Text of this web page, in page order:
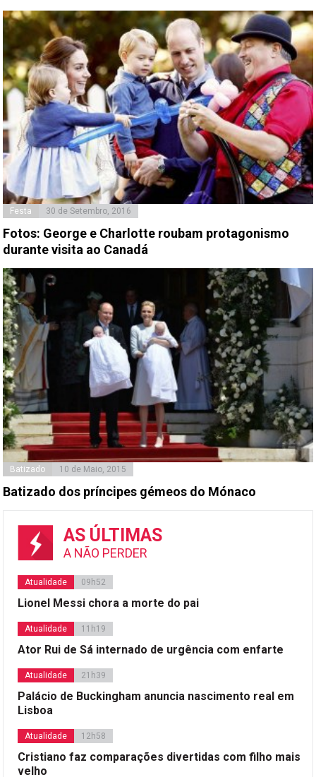
Festa 30 de Setembro, 2016
Fotos: George e Charlotte roubam protagonismo
durante visita ao Canadá
Batizado 10 de Maio, 2015
Batizado dos príncipes gémeos do Mónaco
AS ÚLTIMAS
A NÃO PERDER
Atualidade 09h52
Lionel Messi chora a morte do pai
Atualidade 11h19
Ator Rui de Sá internado de urgência com enfarte
Atualidade 21h39
Palácio de Buckingham anuncia nascimento real em
Lisboa
Atualidade 12h58
Cristiano faz comparações divertidas com filho mais
velho